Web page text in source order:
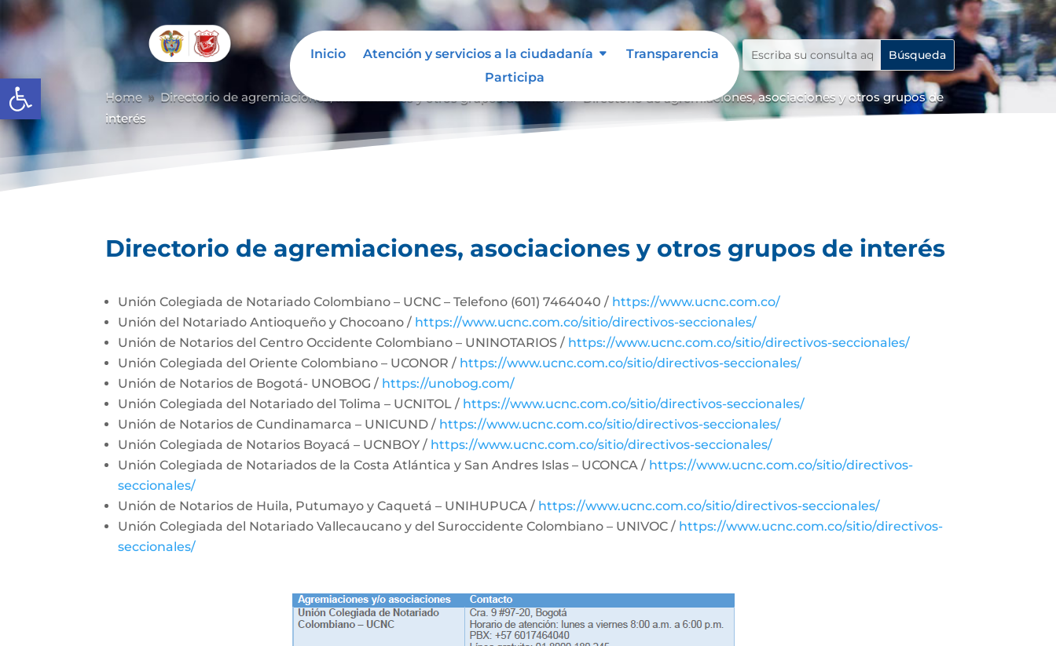
Abrir barra de herramientas
Inicio Atención y servicios a la ciudadanía
Transparencia
Participa
Home 9 Directorio de agremiaciones, asociaciones y otros grupos de interés
Directorio de agremiaciones, asociaciones y otros grupos de
interés
Directorio de agremiaciones, asociaciones y otros grupos de interés
Unión Colegiada de Notariado Colombiano – UCNC – Telefono (601) 7464040 / https://www.ucnc.com.co/
Unión del Notariado Antioqueño y Chocoano / https://www.ucnc.com.co/sitio/directivos-seccionales/
Unión de Notarios del Centro Occidente Colombiano – UNINOTARIOS / https://www.ucnc.com.co/sitio/directivos-seccionales/
Unión Colegiada del Oriente Colombiano – UCONOR / https://www.ucnc.com.co/sitio/directivos-seccionales/
Unión de Notarios de Bogotá- UNOBOG / https://unobog.com/
Unión Colegiada del Notariado del Tolima – UCNITOL / https://www.ucnc.com.co/sitio/directivos-seccionales/
Unión de Notarios de Cundinamarca – UNICUND / https://www.ucnc.com.co/sitio/directivos-seccionales/
Unión Colegiada de Notarios Boyacá – UCNBOY / https://www.ucnc.com.co/sitio/directivos-seccionales/
Unión Colegiada de Notariados de la Costa Atlántica y San Andres Islas – UCONCA / https://www.ucnc.com.co/sitio/directivos-
seccionales/
Unión de Notarios de Huila, Putumayo y Caquetá – UNIHUPUCA / https://www.ucnc.com.co/sitio/directivos-seccionales/
Unión Colegiada del Notariado Vallecaucano y del Suroccidente Colombiano – UNIVOC / https://www.ucnc.com.co/sitio/directivos-
seccionales/